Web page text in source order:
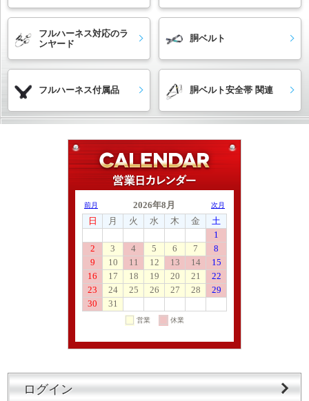
フルハーネス対応のラ
ンヤード
胴ベルト
フルハーネス付属品 胴ベルト安全帯 関連
ログイン